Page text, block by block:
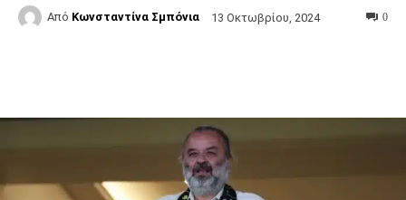
Από Κωνσταντίνα Σμπόνια 13 Οκτωβρίου, 2024 0